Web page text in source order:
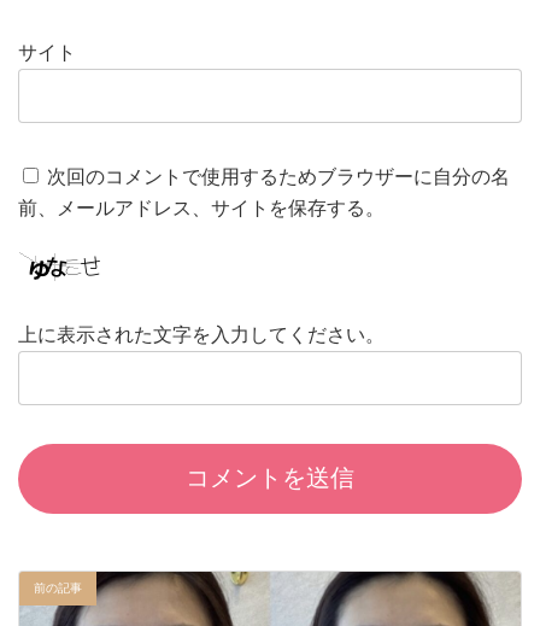
サイト
次回のコメントで使用するためブラウザーに自分の名
前、メールアドレス、サイトを保存する。
上に表示された文字を入力してください。
前の記事